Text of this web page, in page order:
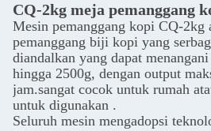
CQ-2kg meja pemanggang
Mesin pemanggang kopi CQ-2kg
pemanggang biji kopi yang
diandalkan yang dapat
hingga 2500g, dengan output
jam.sangat cocok untuk rumah
untuk digunakan .
Seluruh mesin mengadopsi